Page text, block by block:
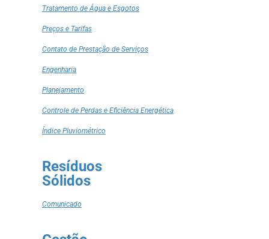
Tratamento de Água e Esgotos
Preços e Tarifas
Contato de Prestação de Serviços
Engenharia
Planejamento
Controle de Perdas e Eficiência Energética
Índice Pluviométrico
Resíduos
Sólidos
Comunicado